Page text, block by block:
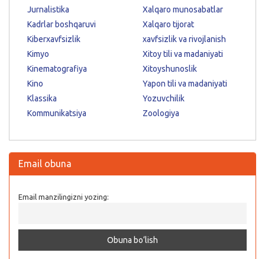
Jurnalistika
Kadrlar boshqaruvi
Kiberxavfsizlik
Kimyo
Kinematografiya
Kino
Klassika
Kommunikatsiya
Xalqaro munosabatlar
Xalqaro tijorat
xavfsizlik va rivojlanish
Xitoy tili va madaniyati
Xitoyshunoslik
Yapon tili va madaniyati
Yozuvchilik
Zoologiya
Email obuna
Email manzilingizni yozing: